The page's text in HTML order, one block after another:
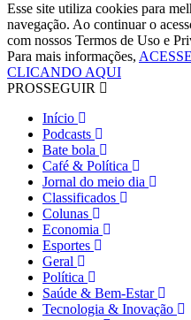
Esse site utiliza cookies para
navegação. Ao continuar o
com nossos Termos de Uso e
Para mais informações,
CLICANDO AQUI
PROSSEGUIR
Início
Podcasts
Bate bola
Café & Política
Jornal do meio dia
Classificados
Colunas
Economia
Esportes
Geral
Política
Saúde & Bem-Estar
Tecnologia & Inovação